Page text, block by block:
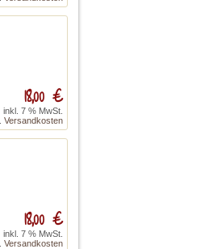
18,00 €
inkl. 7 % MwSt.
Versandkosten
18,00 €
inkl. 7 % MwSt.
Versandkosten